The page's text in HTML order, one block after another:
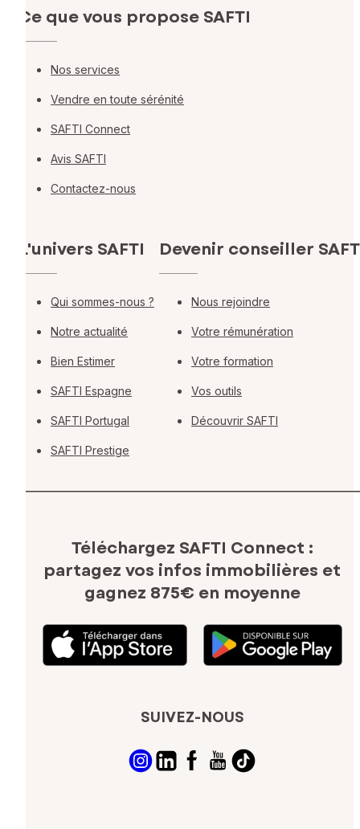
Ce que vous propose SAFTI
Nos services
Vendre en toute sérénité
SAFTI Connect
Avis SAFTI
Contactez-nous
L'univers SAFTI
Qui sommes-nous ?
Notre actualité
Bien Estimer
SAFTI Espagne
SAFTI Portugal
SAFTI Prestige
Devenir conseiller
Nous rejoindre
Votre rémunération
Votre formation
Vos outils
Découvrir SAFTI
Téléchargez SAFTI Connect :
partagez vos infos immobilières et
gagnez 875€ en moyenne
SUIVEZ-NOUS